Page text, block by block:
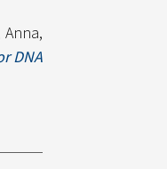
Anna,
DNA